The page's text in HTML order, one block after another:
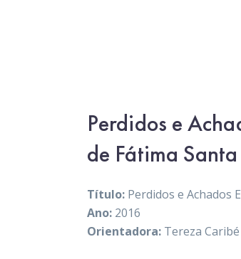
Perdidos e
de Fátima
Título: Perdidos e Achados
Ano: 2016
Orientadora: Tereza Caribé